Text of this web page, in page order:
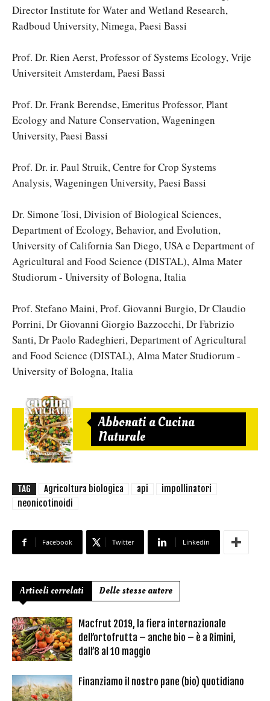
Director Institute for Water and Wetland Research,
Radboud University, Nimega, Paesi Bassi
Prof. Dr. Rien Aerst, Professor of Systems Ecology, Vrije
Universiteit Amsterdam, Paesi Bassi
Prof. Dr. Frank Berendse, Emeritus Professor, Plant
Ecology and Nature Conservation, Wageningen
University, Paesi Bassi
Prof. Dr. ir. Paul Struik, Centre for Crop Systems
Analysis, Wageningen University, Paesi Bassi
Dr. Simone Tosi, Division of Biological Sciences,
Department of Ecology, Behavior, and Evolution,
University of California San Diego, USA e Department of
Agricultural and Food Science (DISTAL), Alma Mater
Studiorum - University of Bologna, Italia
Prof. Stefano Maini, Prof. Giovanni Burgio, Dr Claudio
Porrini, Dr Giovanni Giorgio Bazzocchi, Dr Fabrizio
Santi, Dr Paolo Radeghieri, Department of Agricultural
and Food Science (DISTAL), Alma Mater Studiorum -
University of Bologna, Italia
Abbonati a Cucina
Naturale
TAG Agricoltura biologica api
impollinatori
neonicotinoidi
Facebook Twitter Linkedin
Articoli correlati Dello stesso autore
Macfrut 2019, la fiera internazionale
dell’ortofrutta – anche bio – è a Rimini,
dall’8 al 10 maggio
Finanziamo il nostro pane (bio) quotidiano